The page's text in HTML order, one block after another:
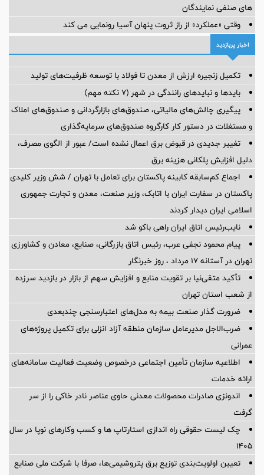
های صنفی نمایندگان
وقتی «عملکرد» از راز ثروت پنهان آسیا رونمایی می کند
اخبار پربازدید
تکمیل زنجیره ارزش از معدن تا فولاد با توسعه ظرفیت‌های تولید
بایدها و نبایدهای رانندگی در شهر (۷ نکته مهم)
پیگیری چالش‌های مالیاتی، صندوق‌های بازارگردانی و صندوق‌های املاک
و مستغلات در دستور کار کارگروه صندوق‌های سرمایه‌گذاری
تغییر جدیدی در قبوض برق اعمال نشده است/ عبور از الگوی مصرف،
دلیل افزایش پلکانی هزینه برق
اجماع کم‌سابقه کابینه پاکستان برای تعامل با تهران / شش وزیر کلیدی
پاکستان در سفارت ایران با اتابک، وزیر صنعت، معدن و تجارت جمهوری
اسلامی ایران دیدار کردند
نایب‌رئیس اتاق ایران راهی باکو شد
پیام محمود نجفی عرب، رئیس اتاق بازرگانی، صنایع، معادن و کشاورزی
تهران در آستانه 17 مرداد ، روز خبرنگار
تأکید متقی‌نیا بر تقویت منابع و افزایش سهم از بازار در بازدید سرزده
از شعب استان تهران
ضرورت گذار صنعت بیمه به مدل‌های اعتبارسنجی چندبعدی
ضرب‌الاجل مدیرعامل سازمان منطقه آزاد انزلی برای تكمیل پروژه‌های
عمرانی
اطلاعیه سازمان تأمین اجتماعی درخصوص وضعیت فعالیت سامانه‌های
ارائه خدمات
اندونزی صادرات محصولات معدنی حاوی عناصر نادر خاکی را از سر
گرفت
چک لیست حقوقی راه اندازی استارتاپ ها و کسب وکارهای نوپا در سال
۱۴۰۵
تعیین اولویت‌بندی توزیع برق پتروشیمی‌ها، صرفا با شرکت ملی صنایع